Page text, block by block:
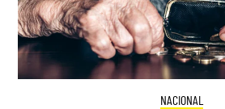
NACIONAL